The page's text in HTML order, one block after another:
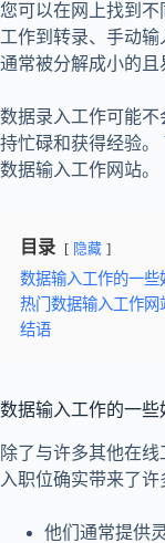
您可以在网上找到
工作到转录、手动输
通常被分解成小的且
数据录入工作可能
持忙碌和获得经验。
数据输入工作网站。
目录 隐藏
数据输入工作的一些
热门数据输入工作网
结语
数据输入工作的一些
除了与许多其他在
入职位确实带来了许
他们通常提供